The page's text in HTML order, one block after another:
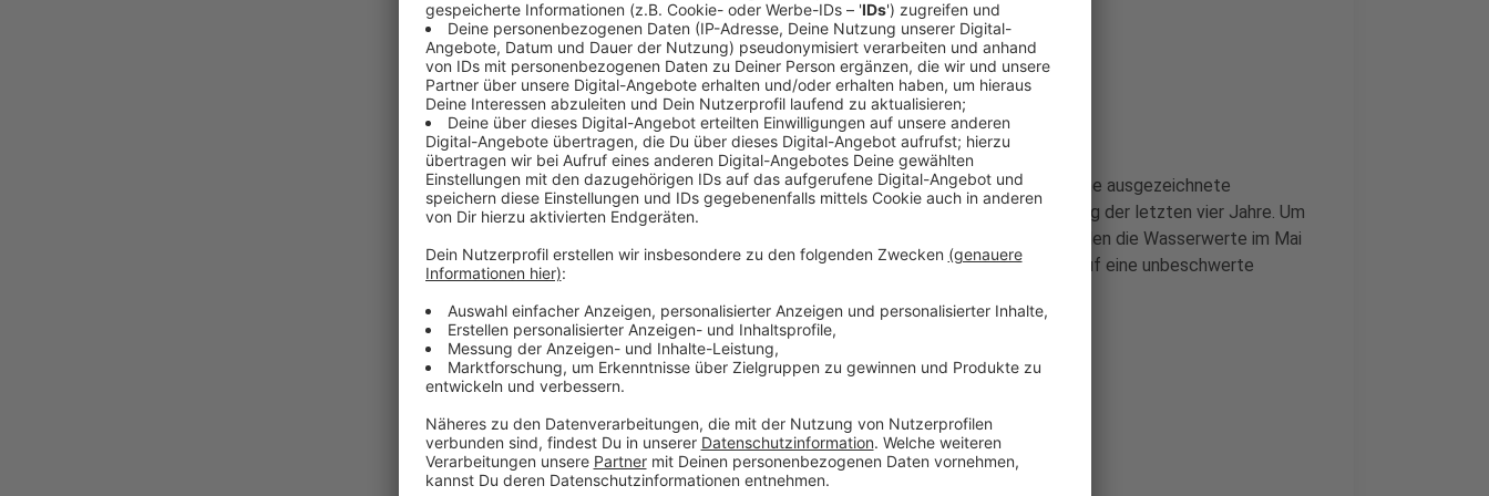
Vorbereitungen für den Sommer
Anzeige
Sowohl der Hitdorfer See als auch der große Silbersee weisen eine ausgezeichnete
Wasserqualität auf. Diese Bewertung basiert auf der Überwachung der letzten vier Jahre. Um
sicherzustellen, dass die Seen auch im Sommer startklar sind, sollen die Wasserwerte im Mai
2025 erneut gemessen werden. So können sich alle Badegäste auf eine unbeschwerte
Anzeige
Mehr Nachrichten aus Leverkusen
Anzeige